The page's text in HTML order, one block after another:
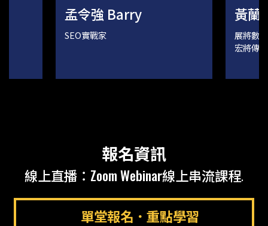
- 走跳數位行銷界10年以上
- 手上千個數位廣告帳戶並專注於數據
成效分析，成功帶領團隊將資源轉換
黃蘭儀 Gina
展將數位科技廣告優化部總監(隸屬於
- 數位
- 「廣告
- 《數位
對策》
李柏
FB 廣告
報名資訊
線上直播： Zoom Webinar線上串流課程.
單堂報名．重點學習